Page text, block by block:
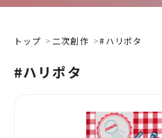
トップ 二次創作 #ハリポタ
#ハリポタ